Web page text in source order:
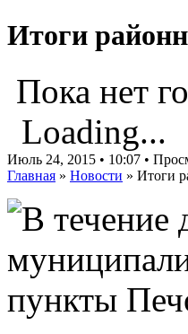
Итоги
Пока нет
Loading...
Июль 24, 2015 • 10:07 •
Главная » Новости » Итоги